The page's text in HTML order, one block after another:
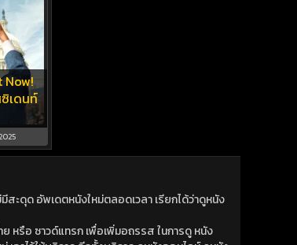
Now!
เดนท์
ะดุด อัพเดตหนังใหม่ตลอดเวลา เรียกได้ว่าดูหนัง
หรือ ซาวด์แทรก เพื่อเพิ่มอถรรส ในการดู หนัง